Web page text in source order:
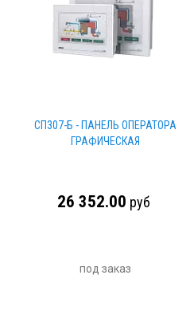
СП307-Б - ПАНЕЛЬ ОПЕРАТОРА
ГРАФИЧЕСКАЯ
26 352.00 руб
под заказ